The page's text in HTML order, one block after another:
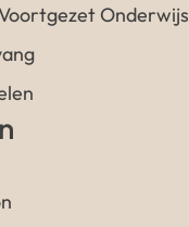
Onderwijs